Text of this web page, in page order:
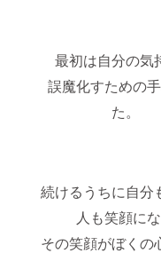
最初は自分の気
誤魔化すための
た。
続けるうちに自分
人も笑顔に
その笑顔がぼくの